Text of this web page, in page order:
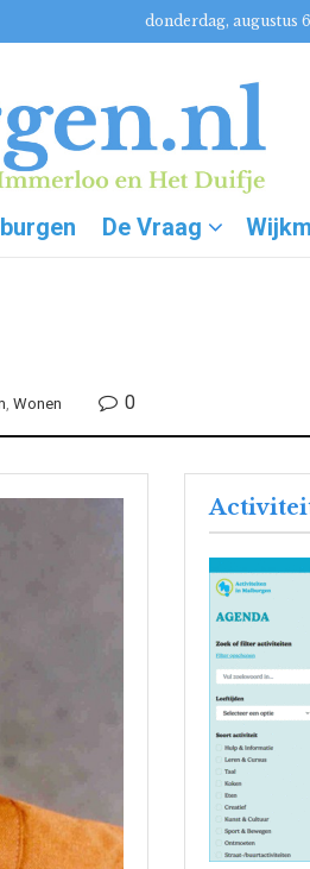
donderdag, augustus
De Vraag
, Wonen 0